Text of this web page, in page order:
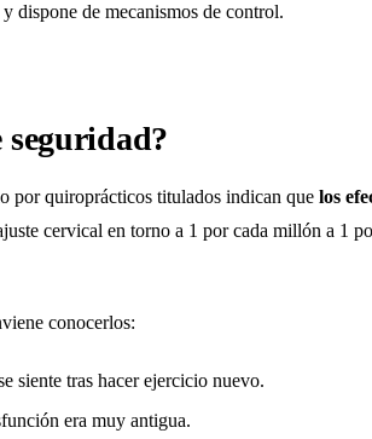
dispone de mecanismos de control.
seguridad?
por quiroprácticos titulados indican que los
cervical en torno a 1 por cada millón a
conocerlos:
siente tras hacer ejercicio nuevo.
era muy antigua.